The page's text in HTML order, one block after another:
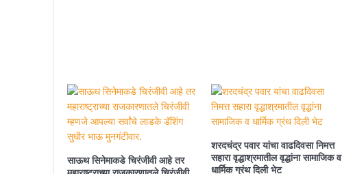
साऊथ सिनेमाकडे चिरंजीवी आहे तर
शरदचंद्र पवार यांचा वाढदिवसा निमत्त
सहारा वृद्धाश्रमातील वृद्धांना सामाजिक व
धार्मिक ग्रंथ दिली भेट